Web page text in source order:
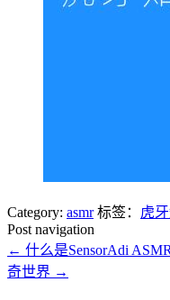
Category: asmr 标签： 虎
Post navigation
← 什么是SensorAdi ASMR
奇世界 →